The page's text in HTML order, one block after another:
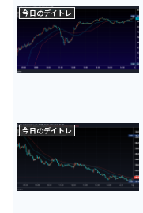
今日のデイトレ
今日のデイトレ